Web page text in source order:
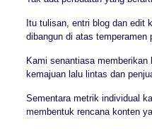
Itu tulisan, entri blog dan edit
dibangun di atas temperamen
Kami senantiasa
kemajuan lalu lintas dan
Sementara metrik individual
membentuk rencana konten